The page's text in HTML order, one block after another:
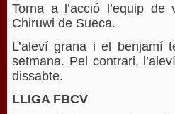
Torna a l’acció l’equip
Chiruwi de Sueca.
L’aleví grana i el benjamí
setmana. Pel contrari,
dissabte.
LLIGA FBCV